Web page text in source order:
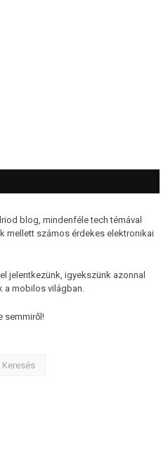
blog, mindenféle tech témával
mellett számos érdekes elektronikai
jelentkezünk, igyekszünk azonnal
a mobilos világban.
semmiről!